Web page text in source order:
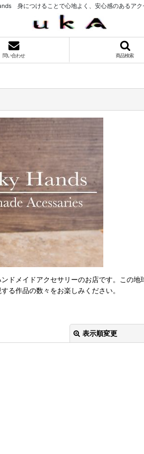
身につけることで心地よく、安心感のあるアク
問い合わせ 商品検索
メイドアクセサリーのお店です。この
する作品の数々をお楽しみください。
表示順変更